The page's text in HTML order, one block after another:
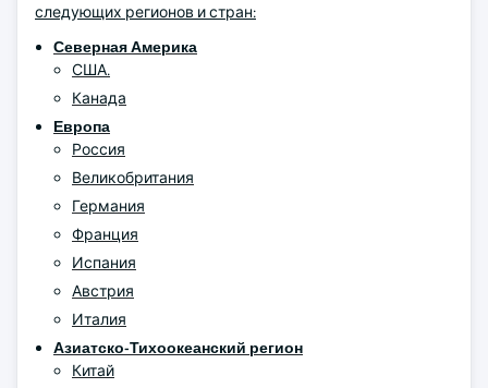
следующих регионов и стран:
Северная Америка
США.
Канада
Европа
Россия
Великобритания
Германия
Франция
Испания
Австрия
Италия
Азиатско-Тихоокеанский регион
Китай